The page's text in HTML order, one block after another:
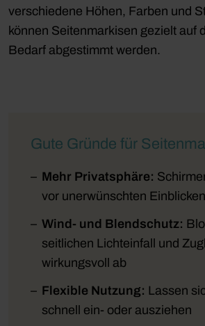
verschiedene Höhen, Farben und
können Seitenmarkisen gezielt auf
Bedarf abgestimmt werden.
Gute Gründe für
Mehr Privatsphäre:
vor unerwünschten
Wind- und Blendschutz:
seitlichen Lichteinfall und
wirkungsvoll ab
Flexible Nutzung: Lassen
schnell ein- oder ausziehen